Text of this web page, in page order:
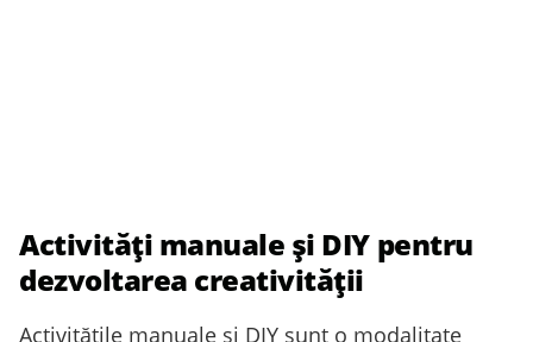
Activități manuale și DIY pentru
dezvoltarea creativității
Activitățile manuale și DIY sunt o modalitate